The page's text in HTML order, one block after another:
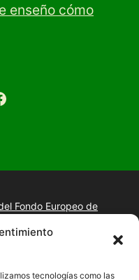
tecnologías como las
enseño cómo
Restaurante Tuétano
de facebook de Restaurante Tuétano
Fondo Europeo de
online, fomento de la
de una estrategia